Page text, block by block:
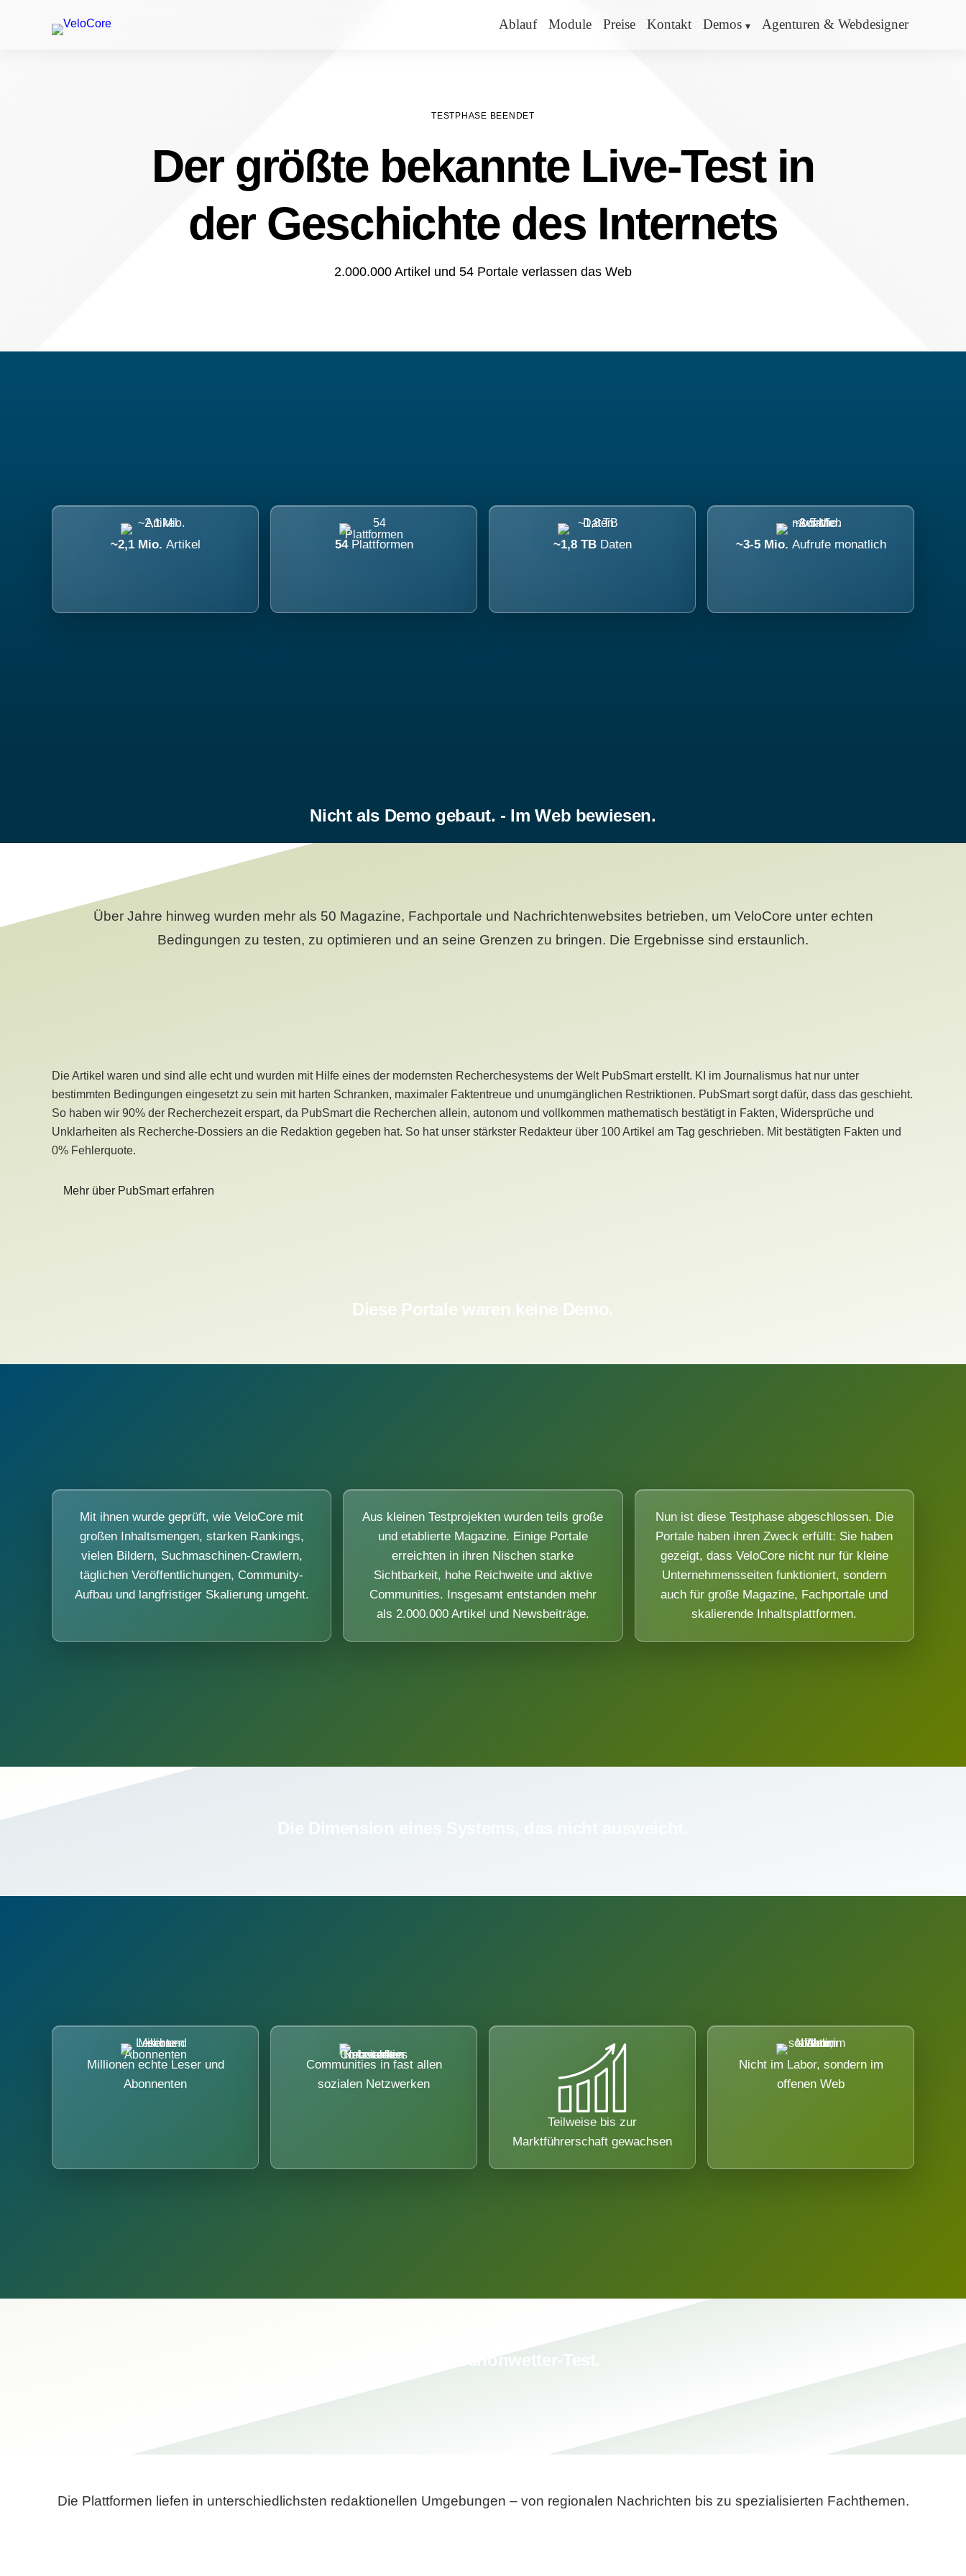
Ablauf Module Preise Kontakt Demos Agenturen & Webdesigner
TESTPHASE BEENDET
Der größte bekannte Live-Test in
der Geschichte des Internets
2.000.000 Artikel und 54 Portale verlassen das Web
~2,1 Mio. Artikel 54 Plattformen ~1,8 TB Daten ~3-5 Mio. Aufrufe monatlich
Nicht als Demo gebaut. - Im Web bewiesen.
Über Jahre hinweg wurden mehr als 50 Magazine, Fachportale und Nachrichtenwebsites betrieben, um VeloCore unter echten
Bedingungen zu testen, zu optimieren und an seine Grenzen zu bringen. Die Ergebnisse sind erstaunlich.
Die Artikel waren und sind alle echt und wurden mit Hilfe eines der modernsten Recherchesystems der Welt PubSmart erstellt. KI im Journalismus hat nur unter
bestimmten Bedingungen eingesetzt zu sein mit harten Schranken, maximaler Faktentreue und unumgänglichen Restriktionen. PubSmart sorgt dafür, dass das geschieht.
So haben wir 90% der Recherchezeit erspart, da PubSmart die Recherchen allein, autonom und vollkommen mathematisch bestätigt in Fakten, Widersprüche und
Unklarheiten als Recherche-Dossiers an die Redaktion gegeben hat. So hat unser stärkster Redakteur über 100 Artikel am Tag geschrieben. Mit bestätigten Fakten und
0% Fehlerquote.
Mehr über PubSmart erfahren
Diese Portale waren keine Demo.
Mit ihnen wurde geprüft, wie VeloCore mit
großen Inhaltsmengen, starken Rankings,
vielen Bildern, Suchmaschinen-Crawlern,
täglichen Veröffentlichungen, Community-
Aufbau und langfristiger Skalierung umgeht.
Aus kleinen Testprojekten wurden teils große
und etablierte Magazine. Einige Portale
erreichten in ihren Nischen starke
Sichtbarkeit, hohe Reichweite und aktive
Communities. Insgesamt entstanden mehr
als 2.000.000 Artikel und Newsbeiträge.
Nun ist diese Testphase abgeschlossen. Die
Portale haben ihren Zweck erfüllt: Sie haben
gezeigt, dass VeloCore nicht nur für kleine
Unternehmensseiten funktioniert, sondern
auch für große Magazine, Fachportale und
skalierende Inhaltsplattformen.
Millionen echte Leser und
Abonnenten
Communities in fast allen
sozialen Netzwerken
Teilweise bis zur
Marktführerschaft gewachsen
Nicht im Labor, sondern im
offenen Web
Die Plattformen liefen in unterschiedlichsten redaktionellen Umgebungen – von regionalen Nachrichten bis zu spezialisierten Fachthemen.